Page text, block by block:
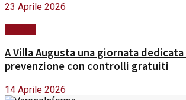
23 Aprile 2026
A Villa Augusta una giornata dedicata
prevenzione con controlli gratuiti
14 Aprile 2026